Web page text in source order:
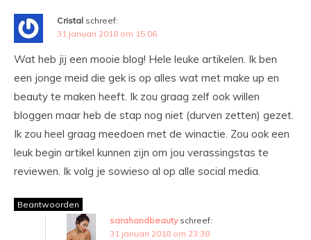
Cristal schreef:
31 januari 2018 om 15:06
Wat heb jij een mooie blog! Hele leuke artikelen. Ik ben
een jonge meid die gek is op alles wat met make up en
beauty te maken heeft. Ik zou graag zelf ook willen
bloggen maar heb de stap nog niet (durven zetten) gezet.
Ik zou heel graag meedoen met de winactie. Zou ook een
leuk begin artikel kunnen zijn om jou verassingstas te
reviewen. Ik volg je sowieso al op alle social media.
Beantwoorden
sarahandbeauty schreef:
31 januari 2018 om 23:38